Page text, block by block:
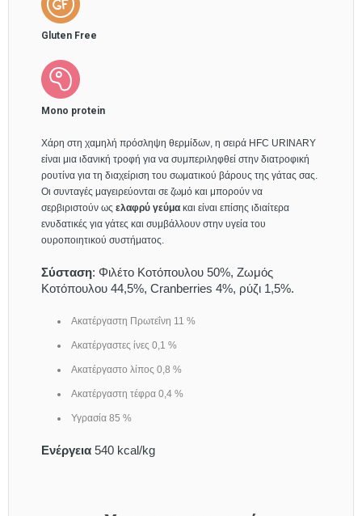
Gluten Free
Mono protein
Χάρη στη χαμηλή πρόσληψη θερμίδων, η σειρά HFC URINARY
είναι μια ιδανική τροφή για να συμπεριληφθεί στην διατροφική
ρουτίνα για τη διαχείριση του σωματικού βάρους της γάτας σας.
Οι συνταγές μαγειρεύονται σε ζωμό και μπορούν να
σερβιριστούν ως ελαφρύ γεύμα και είναι επίσης ιδιαίτερα
ενυδατικές για γάτες και συμβάλλουν στην υγεία του
ουροποιητικού συστήματος.
Σύσταση: Φιλέτο Κοτόπουλου 50%, Ζωμός
Κοτόπουλου 44,5%, Cranberries 4%, ρύζι 1,5%.
Ακατέργαστη Πρωτεΐνη 11 %
Ακατέργαστες ίνες 0,1 %
Ακατέργαστο λίπος 0,8 %
Ακατέργαστη τέφρα 0,4 %
Υγρασία 85 %
Ενέργεια 540 kcal/kg